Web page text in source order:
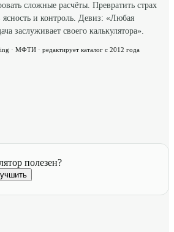
сложные расчёты. Превратить страх
ясность и контроль. Девиз: «Любая
заслуживает своего калькулятора».
· МФТИ · редактирует каталог с 2012 года
полезен?